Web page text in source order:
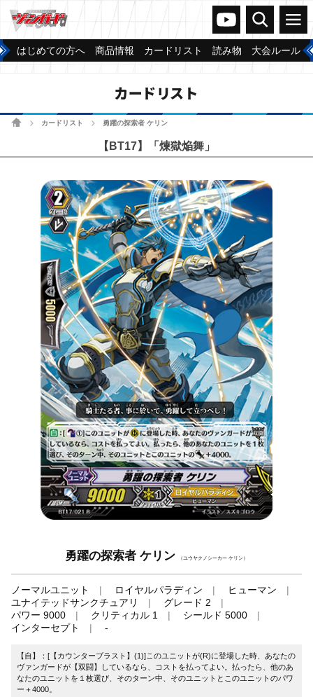
ヴァンガードch
検索 メニュー
はじめての方へ 商品情報 カードリスト 読み物 大会ルール
カードリスト
ホームカードリスト 勇躍の探索者 ケリン
【BT17】「煉獄焔舞」
勇躍の探索者 ケリン （ユウヤクノシーカー ケリン）
ノーマルユニット ロイヤルパラディン
ヒューマン
ユナイテッドサンクチュアリ
グレード 2
パワー 9000
クリティカル 1
シールド 5000
インターセプト
-
【自】：[【カウンターブラスト】(1)]このユニットが(R)に登場した時、あなたの
ヴァンガードが【双闘】しているなら、コストを払ってよい。払ったら、他のあ
なたのユニットを１枚選び、そのターン中、そのユニットとこのユニットのパワ
ー＋4000。